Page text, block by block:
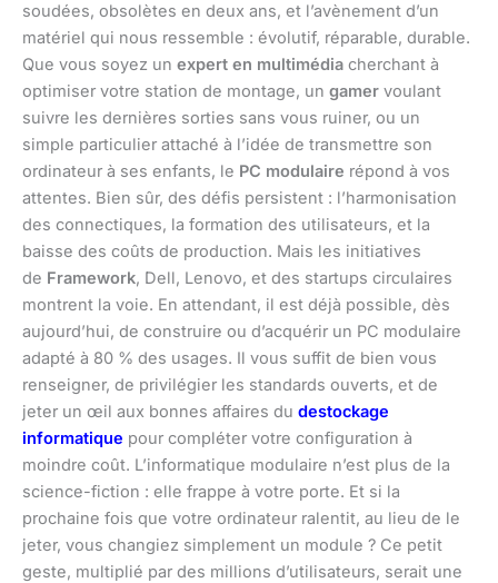
soudées, obsolètes en deux ans, et l’avènement d’un
matériel qui nous ressemble : évolutif, réparable, durable.
Que vous soyez un expert en multimédia cherchant à
optimiser votre station de montage, un gamer voulant
suivre les dernières sorties sans vous ruiner, ou un
simple particulier attaché à l’idée de transmettre son
ordinateur à ses enfants, le PC modulaire répond à vos
attentes. Bien sûr, des défis persistent : l’harmonisation
des connectiques, la formation des utilisateurs, et la
baisse des coûts de production. Mais les initiatives
de Framework, Dell, Lenovo, et des startups circulaires
montrent la voie. En attendant, il est déjà possible, dès
aujourd’hui, de construire ou d’acquérir un PC modulaire
adapté à 80 % des usages. Il vous suffit de bien vous
renseigner, de privilégier les standards ouverts, et de
jeter un œil aux bonnes affaires du destockage
informatique pour compléter votre configuration à
moindre coût. L’informatique modulaire n’est plus de la
science-fiction : elle frappe à votre porte. Et si la
prochaine fois que votre ordinateur ralentit, au lieu de le
jeter, vous changiez simplement un module ? Ce petit
geste, multiplié par des millions d’utilisateurs, serait une